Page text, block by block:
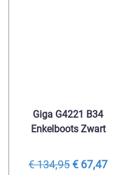
Giga G4221 B34
Enkelboots Zwart
€ 134,95€ 67,47